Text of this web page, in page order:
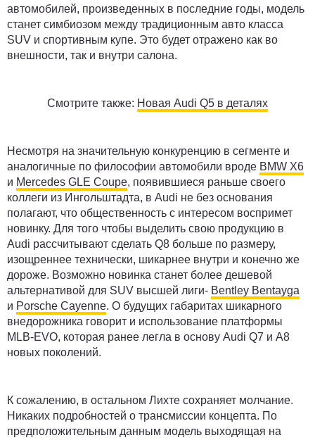
автомобилей, произведенных в последние годы, модель
станет симбиозом между традиционным авто класса
SUV и спортивным купе. Это будет отражено как во
внешности, так и внутри салона.
Смотрите также: Новая Audi Q5 в деталях
Несмотря на значительную конкуренцию в сегменте и
аналогичные по философии автомобили вроде BMW X6
и Mercedes GLE Coupe, появившиеся раньше своего
коллеги из Ингольштадта, в Audi не без основания
полагают, что общественность с интересом воспримет
новинку. Для того чтобы выделить свою продукцию в
Audi рассчитывают сделать Q8 больше по размеру,
изощреннее технически, шикарнее внутри и конечно же
дороже. Возможно новинка станет более дешевой
альтернативой для SUV высшей лиги- Bentley Bentayga
и Porsche Cayenne. О будущих габаритах шикарного
внедорожника говорит и использование платформы
MLB-EVO, которая ранее легла в основу Audi Q7 и A8
новых поколений.
К сожалению, в остальном Лихте сохраняет молчание.
Никаких подробностей о трансмиссии концепта. По
предположительным данным модель выходящая на